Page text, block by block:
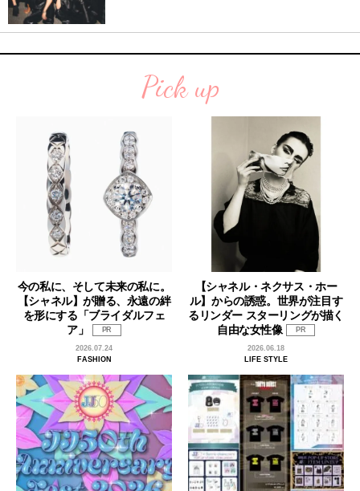
Pick up
今の私に、そして未来の私に。
【シャネル】が贈る、永遠の絆
を形にする「ブライダルフェ
ア」
PR
2026.07.24
FASHION
【シャネル・ネクサス・ホー
ル】からの誘惑。世界が注目す
るリンダー スターリングが描く
自由な女性像
PR
2026.06.18
LIFE STYLE